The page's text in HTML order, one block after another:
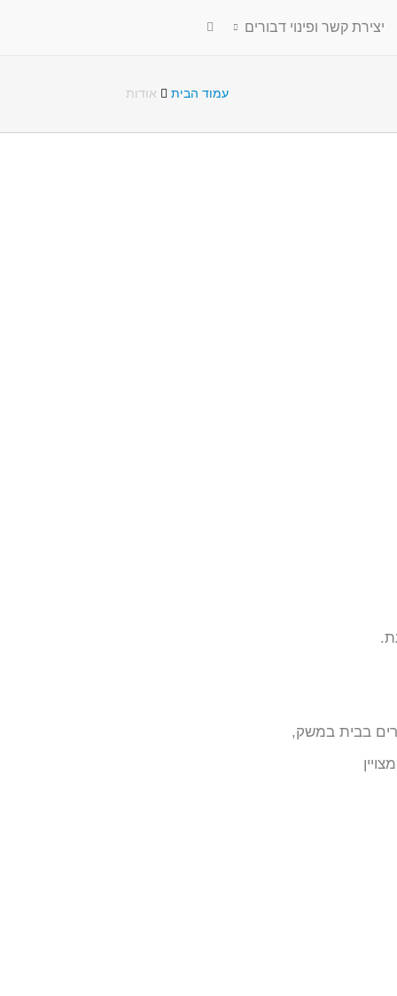
יצירת קשר ופינוי דבורים
עמוד הבית אודות
בבית במשק,